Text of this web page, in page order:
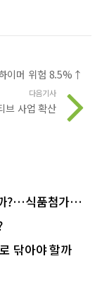
이머 위험 8.5%↑
다음기사
브 사업 확산
?…식품첨가물
닦아야 할까